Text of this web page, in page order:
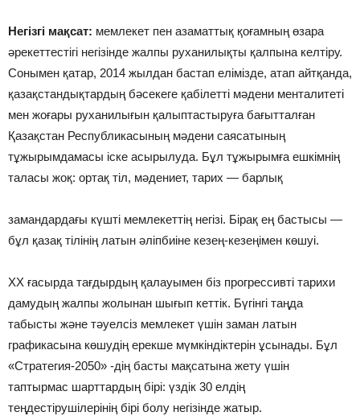
Негізгі мақсат: мемлекет пен азаматтық қоғамның өзара
әрекеттестігі негізінде жалпы руханилықты қалпына келтіру.
Сонымен қатар, 2014 жылдан бастап елімізде, атап айтқанда,
қазақстандықтардың бәсекеге қабілетті мәдени менталитеті
мен жоғары руханилығын қалыптастыруға бағытталған
Қазақстан Республикасының мәдени саясатының
тұжырымдамасы іске асырылуда. Бұл тұжырымға ешкімнің
таласы жоқ: ортақ тіл, мәдениет, тарих — барлық
замандардағы күшті мемлекеттің негізі. Бірақ ең бастысы —
бұл қазақ тілінің латын әліпбиіне кезең-кезеңімен көшуі.
ХХ ғасырда тағдырдың қалауымен біз прогрессивті тарихи
дамудың жалпы жолынан шығып кеттік. Бүгінгі таңда
табысты және тәуелсіз мемлекет үшін заман латын
графикасына көшудің ерекше мүмкіндіктерін ұсынады. Бұл
«Стратегия-2050» -дің басты мақсатына жету үшін
таптырмас шарттардың бірі: үздік 30 елдің
теңдестірушілерінің бірі болу негізінде жатыр.